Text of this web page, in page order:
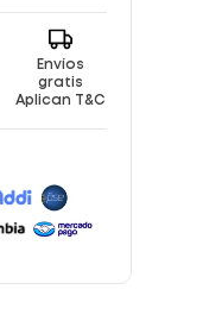
Envíos
gratis
Aplican T&C